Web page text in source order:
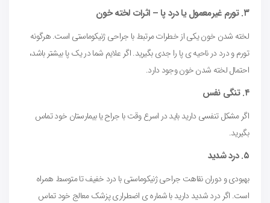
۳. تورم غیرمعمول یا درد پا – اثرات لخته خون
لخته شدن خون یکی از خطرات مرتبط با جراحی ژنیکوماستی است. هرگونه
تورم و درد در ناحیه ی پا را جدی بگیرید. اگر علایم شما در یک پا بیشتر باشد،
احتمال لخته شدن خون وجود دارد.
۴. تنگی نفس
اگر مشکل تنفسی دارید باید در اسرع وقت با جراح یا بیمارستان خود تماس
بگیرید.
۵. درد شدید
بهبودی و دوران نقاهت جراحی ژنیکوماستی با درد خفیف تا متوسط همراه
است. اگر درد شدید دارید با شماره ی اضطراری پزشک معالج خود تماس